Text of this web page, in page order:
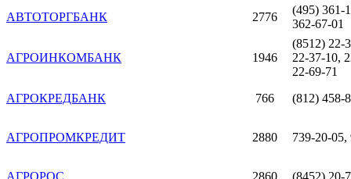
АВТОТОРГБАНК 2776
(495) 361-
362-67-01
АГРОИНКОМБАНК 1946
(8512) 22-
22-37-10,
22-69-71
АГРОКРЕДБАНК
766 (812) 458-
АГРОПРОМКРЕДИТ 2880 739-20-05,